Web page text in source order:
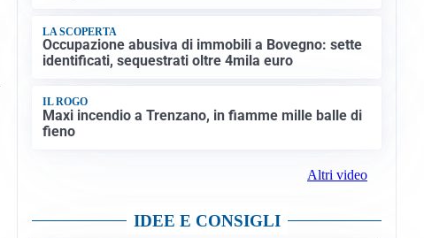
LA SCOPERTA
Occupazione abusiva di immobili a Bovegno: sette
identificati, sequestrati oltre 4mila euro
IL ROGO
Maxi incendio a Trenzano, in fiamme mille balle di
fieno
Altri video
IDEE E CONSIGLI